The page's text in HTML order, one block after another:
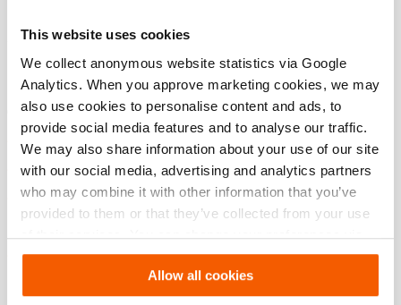
This website uses cookies
We collect anonymous website statistics via Google
Analytics. When you approve marketing cookies, we may
also use cookies to personalise content and ads, to
provide social media features and to analyse our traffic.
We may also share information about your use of our site
with our social media, advertising and analytics partners
who may combine it with other information that you’ve
provided to them or that they’ve collected from your use
of their services. You can change your preferences via
Settings. See ourcookiestatement.
Allow all cookies
Functies
Compact & ultralicht, geen concessies aan prestatie
Makkelijk draagbaar en hanteerbaar
Lagere fysieke belasting
Maximale prestatie bij een minimaal gewicht
Ultieme grip in elke situatie
Ergonomische draagbeugel